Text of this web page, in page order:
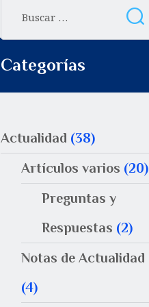
Categorías
Actualidad (38)
Artículos varios (20)
Preguntas y
Respuestas (2)
Notas de Actualidad
(4)